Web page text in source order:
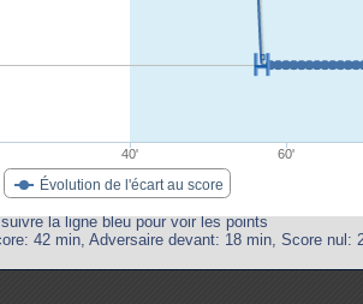
Évolution de l'écart au score
40' 60'
la ligne bleu pour voir les points
42 min, Adversaire devant: 18 min, Score nul: